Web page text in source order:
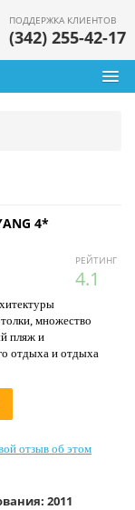
ПОДДЕРЖКА КЛИЕНТОВ
(342) 255-42-17
4*
РЕЙТИНГ
4.1
множество
пляж и
отдыха и отдыха
отзыв об этом
2011